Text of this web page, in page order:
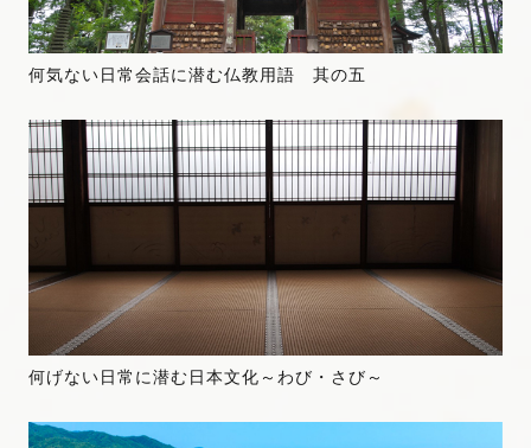
何気ない日常会話に潜む仏教用語 其の五
何げない日常に潜む日本文化～わび・さび～